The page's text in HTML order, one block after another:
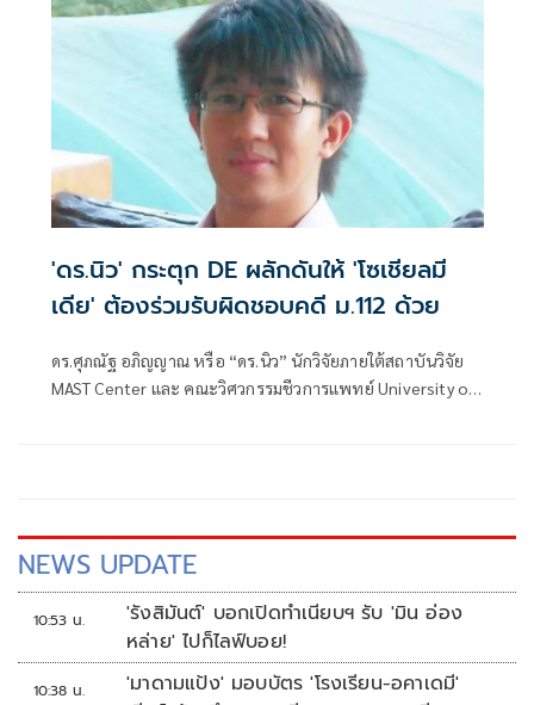
'ดร.นิว' กระตุก DE ผลักดันให้ 'โซเชียลมี
เดีย' ต้องร่วมรับผิดชอบคดี ม.112 ด้วย
ดร.ศุภณัฐ อภิญญาณ หรือ “ดร.นิว” นักวิจัยภายใต้สถาบันวิจัย
MAST Center และ คณะวิศวกรรมชีวการแพทย์ University of
NEWS UPDATE
10:53 น.
'รังสิมันต์' บอกเปิดทำเนียบฯ รับ 'มิน อ่อง
หล่าย' ไปก็ไลฟ์บอย!
10:38 น.
'มาดามแป้ง' มอบบัตร 'โรงเรียน-อคาเดมี'